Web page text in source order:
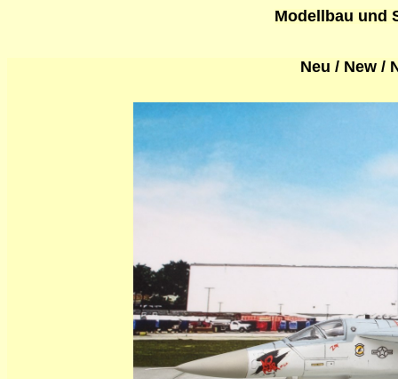
Modellbau und
Neu / New /